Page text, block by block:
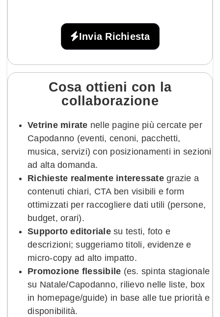
Invia Richiesta
Cosa ottieni con la
collaborazione
Vetrine mirate nelle pagine più cercate per
Capodanno (eventi, cenoni, pacchetti,
musica, servizi) con posizionamenti in sezioni
ad alta domanda.
Richieste realmente interessategrazie a
contenuti chiari, CTA ben visibili e form
ottimizzati per raccogliere dati utili (persone,
budget, orari).
Supporto editorialesu testi, foto e
descrizioni; suggeriamo titoli, evidenze e
micro-copy ad alto impatto.
Promozione flessibile (es. spinta stagionale
su Natale/Capodanno, rilievo nelle liste, box
in homepage/guide) in base alle tue priorità e
disponibilità.